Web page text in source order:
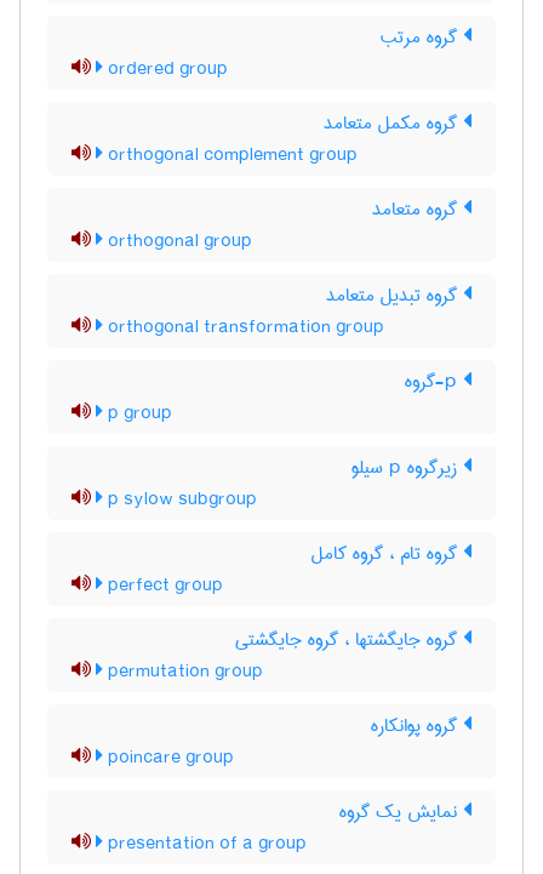
گروه مرتب
ordered group
گروه مکمل متعامد
orthogonal complement group
گروه متعامد
orthogonal group
گروه تبدیل متعامد
orthogonal transformation group
p group
زیرگروه p سیلو
p sylow subgroup
گروه تام ، گروه کامل
perfect group
گروه جایگشتها ، گروه جایگشتی
permutation group
گروه پوانکاره
poincare group
نمایش یک گروه
presentation of a group